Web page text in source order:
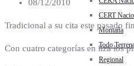
CERT
Montaña
Todo
Regional
08/12/2010
Tradicional a su cita este pasado
Con cuatro categorías en liza los